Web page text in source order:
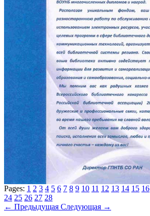
Pages: 1 2 3 4 5 6 7 8 9 10 11 12 13 14 15 16
24 25 26 27 28
← Предыдущая Следующая →